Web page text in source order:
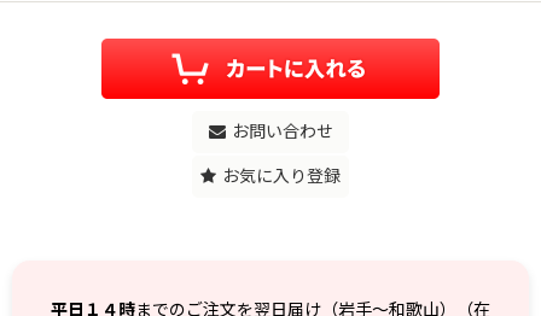
お問い合わせ
お気に入り登録
平日１４時までのご注文を翌日届け（岩手～和歌山）（在